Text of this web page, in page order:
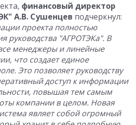
финансовый директор
А.В. Сушенцев подчеркнул:
проекта полностью
руководства "АГРОТЭКа". В
менеджеры и линейные
что создает единое
Это позволяет руководству
доступ к информации
повышая тем самым
компании в целом. Новая
являет собой огромный